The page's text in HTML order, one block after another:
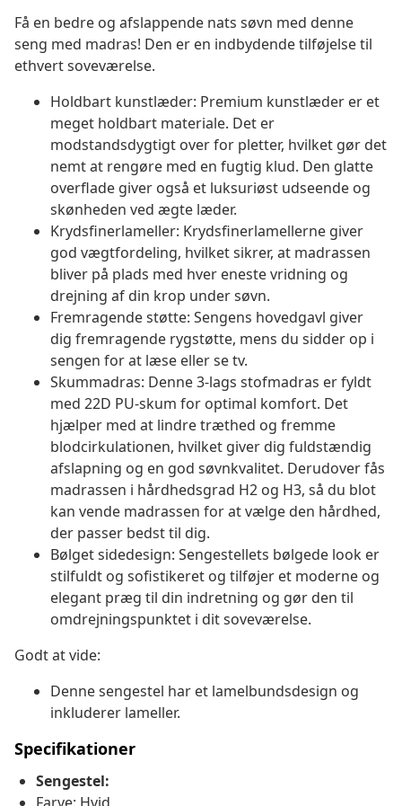
Få en bedre og afslappende nats søvn med denne
seng med madras! Den er en indbydende tilføjelse til
ethvert soveværelse.
Holdbart kunstlæder: Premium kunstlæder er et
meget holdbart materiale. Det er
modstandsdygtigt over for pletter, hvilket gør det
nemt at rengøre med en fugtig klud. Den glatte
overflade giver også et luksuriøst udseende og
skønheden ved ægte læder.
Krydsfinerlameller: Krydsfinerlamellerne giver
god vægtfordeling, hvilket sikrer, at madrassen
bliver på plads med hver eneste vridning og
drejning af din krop under søvn.
Fremragende støtte: Sengens hovedgavl giver
dig fremragende rygstøtte, mens du sidder op i
sengen for at læse eller se tv.
Skummadras: Denne 3-lags stofmadras er fyldt
med 22D PU-skum for optimal komfort. Det
hjælper med at lindre træthed og fremme
blodcirkulationen, hvilket giver dig fuldstændig
afslapning og en god søvnkvalitet. Derudover fås
madrassen i hårdhedsgrad H2 og H3, så du blot
kan vende madrassen for at vælge den hårdhed,
der passer bedst til dig.
Bølget sidedesign: Sengestellets bølgede look er
stilfuldt og sofistikeret og tilføjer et moderne og
elegant præg til din indretning og gør den til
omdrejningspunktet i dit soveværelse.
Godt at vide:
Denne sengestel har et lamelbundsdesign og
inkluderer lameller.
Specifikationer
Sengestel: